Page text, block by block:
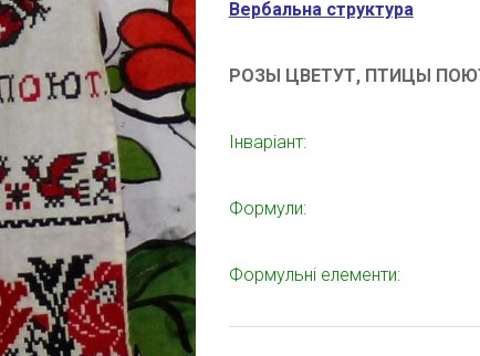
Вербальна структура
РОЗЫ ЦВЕТУТ, ПТИЦЫ
Інваріант:
Формули:
Формульні елементи: